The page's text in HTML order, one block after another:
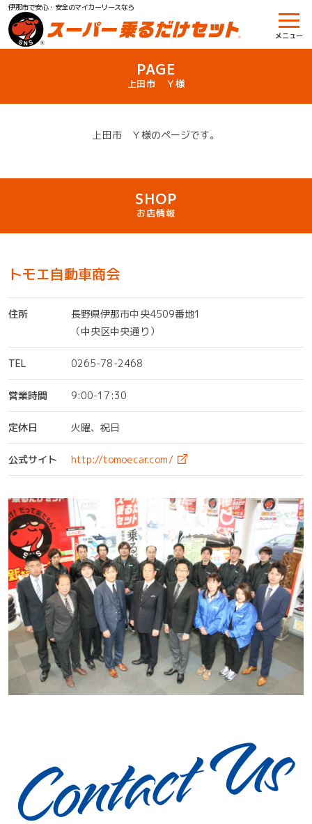
伊那市で安心・安全のマイカーリースなら
メニュー
PAGE
上田市 Ｙ様
上田市 Ｙ様のページです。
SHOP
お店情報
トモエ自動車商会
住所
長野県伊那市中央4509番地1
（中央区中央通り）
TEL 0265-78-2468
営業時間 9:00-17:30
定休日 火曜、祝日
公式サイト http://tomoecar.com/